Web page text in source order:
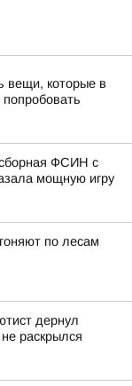
вещи, которые в
ФСИН с
мощную игру
по лесам
дернул
раскрылся